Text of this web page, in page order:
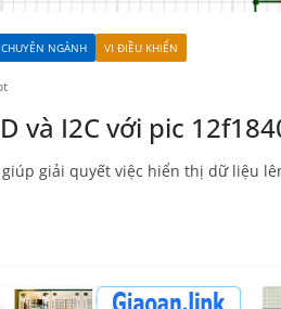
NGÀNH VI ĐIỀU KHIỂN
và I2C với pic
giúp giải quyết việc hiển thị dữ liệu